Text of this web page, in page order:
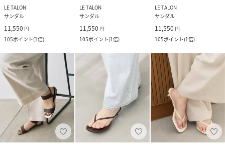
LE TALON
サンダル
11,550 円
105ポイント(1倍)
LE TALON
サンダル
11,550 円
105ポイント(1倍)
LE TALON
サンダル
11,550 円
105ポイント(1倍)